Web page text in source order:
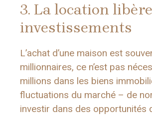
3. La location
investissements
L’achat d’une maison est
millionnaires, ce n’est pas
millions dans les biens
fluctuations du marché – de
investir dans des opportunités